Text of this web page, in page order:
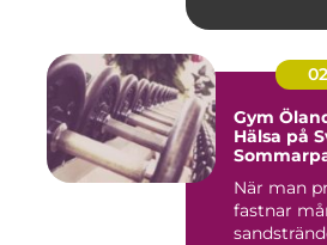
Gym
Hälsa på
När man
fastnar